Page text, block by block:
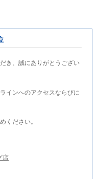
き、誠にありがとうござい
インへのアクセスならびに
ください。
店